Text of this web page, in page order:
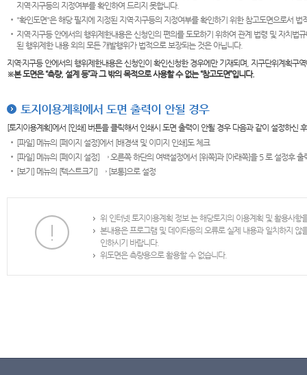
지역·지구등의 지정여부를 확인하여 드리지 못합니다.
"확인도면"은 해당 필지에 지정된 지역·지구등의 지정여부를 확인하기 위한 참고도면으로서
지역·지구등 안에서의 행위제한내용은 신청인의 편의를 도모하기 위하여 관계 법령 및 자치
된 행위제한 내용 외의 모든 개발행위가 법적으로 보장되는 것은 아닙니다.
지역·지구등 안에서의 행위제한내용은 신청인이 확인신청한 경우에만 기재되며, 지구단위계획
※본 도면은“측량, 설계 등”과 그 밖의 목적으로 사용할 수 없는 “참고도면”입니다.
토지이용계획에서 도면 출력이 안될 경우
[토지이용계획]에서 [인쇄] 버튼을 클릭해서 인쇄시 도면 출력이 안될 경우 다음과 같이 설정하신
[파일] 메뉴의 [페이지 설정]에서 [배경색 및 이미지 인쇄]도 체크
[파일] 메뉴의 [페이지 설정] → 오른쪽 하단의 여백설정에서 [위쪽]과 [아래쪽]을 5 로 설정후 출
[보기] 메뉴의 [텍스트크기] → [보통]으로 설정
위 인터넷 토지이용계획 정보 는 해당토지의 이용계획 및 활용사
본내용은 프로그램 및 데이타등의 오류로 실제 내용과 일치하지
인하시기 바랍니다.
위도면은 측량용으로 활용할 수 없습니다.